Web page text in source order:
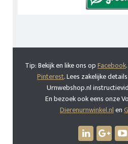
Tip: Bekijk en like ons opFacebook
Pinterest. Lees zakelijke
Urnwebshop.nl
En bezoek ook eens onze
Dierenurnwinkel.nlen